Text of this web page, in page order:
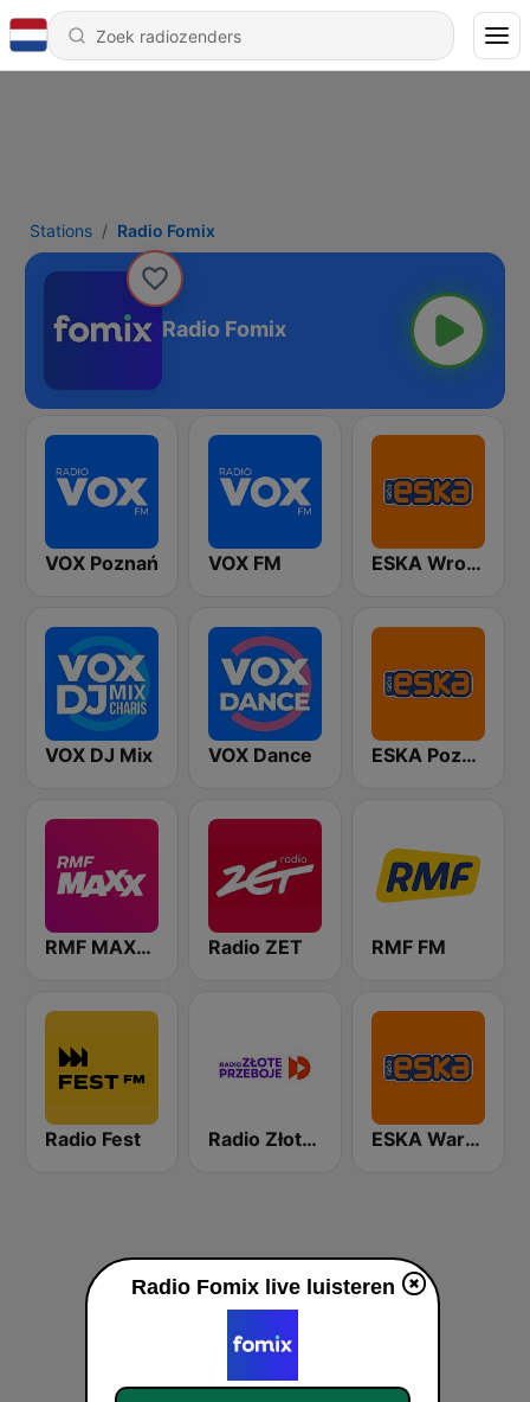
Stations Radio Fomix
Radio Fomix
VOX Poznań VOX FM ESKA Wrocław
VOX DJ Mix VOX Dance ESKA Poznań
RMF MAXXX Radio ZET RMF FM
Radio Fest Radio Złote Przeboje ESKA Warszawa
Radio Fomix live luisteren